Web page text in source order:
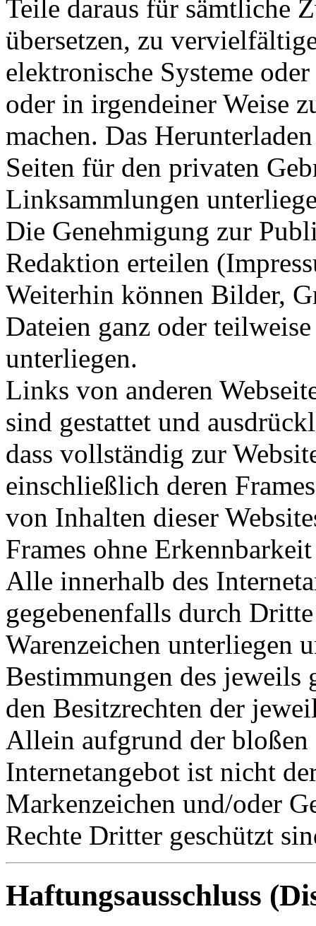
Teile daraus für sämtliche
übersetzen, zu
elektronische Systeme
oder in irgendeiner Weise
machen. Das
Seiten für den privaten
Linksammlungen
Die Genehmigung zur
Redaktion erteilen
Weiterhin können Bilder,
Dateien ganz oder
unterliegen.
Links von anderen
sind gestattet und
dass vollständig zur
einschließlich deren
von Inhalten dieser
Frames ohne
Alle innerhalb des
gegebenenfalls durch
Warenzeichen unterliegen
Bestimmungen des jeweils
den Besitzrechten der
Allein aufgrund der bloßen
Internetangebot ist nicht
Markenzeichen und/oder
Rechte Dritter geschützt
Haftungsausschluss